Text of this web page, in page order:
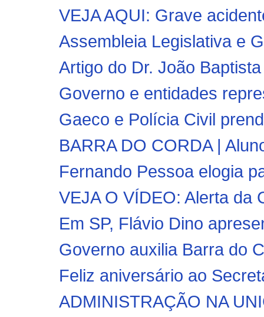
VEJA AQUI: Grave
Assembleia Legislativa e
Artigo do Dr. João
Governo e entidades
Gaeco e Polícia Civil
BARRA DO CORDA |
Fernando Pessoa elogia
VEJA O VÍDEO: Alerta da
Em SP, Flávio Dino
Governo auxilia Barra do
Feliz aniversário ao
ADMINISTRAÇÃO NA